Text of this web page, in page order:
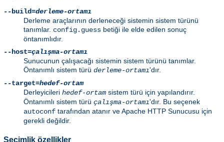
--build=derleme-ortamı
Derleme araçlarının derleneceği sistemin sistem türünü
tanımlar. config.guess betiği ile elde edilen sonuç
öntanımlıdır.
--host=çalışma-ortamı
Sunucunun çalışacağı sistemin sistem türünü tanımlar.
Öntanımlı sistem türü derleme-ortamı'dır.
--target=hedef-ortam
Derleyicileri hedef-ortam sistem türü için yapılandırır.
Öntanımlı sistem türü çalışma-ortamı'dır. Bu seçenek
autoconf tarafından atanır ve Apache HTTP Sunucusu için
gerekli değildir.
Seçimlik özellikler